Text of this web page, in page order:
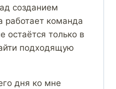
созданием
работает команда
остаётся только в
подходящую
дня ко мне